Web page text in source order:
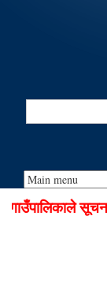
Search
सूचना